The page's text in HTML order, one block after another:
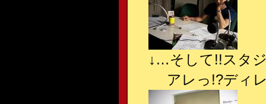
↓…そして!!スタ
アレっ!?ディ